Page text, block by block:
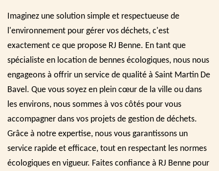
Imaginez une solution simple et respectueuse de
l'environnement pour gérer vos déchets, c'est
exactement ce que propose RJ Benne. En tant que
spécialiste en location de bennes écologiques, nous nous
engageons à offrir un service de qualité à Saint Martin De
Bavel. Que vous soyez en plein cœur de la ville ou dans
les environs, nous sommes à vos côtés pour vous
accompagner dans vos projets de gestion de déchets.
Grâce à notre expertise, nous vous garantissons un
service rapide et efficace, tout en respectant les normes
écologiques en vigueur. Faites confiance à RJ Benne pour